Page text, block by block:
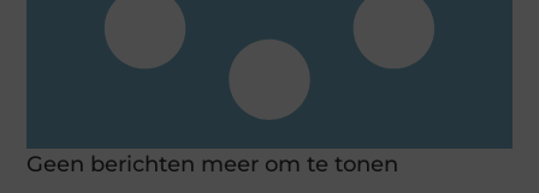
Geen berichten meer om te tonen